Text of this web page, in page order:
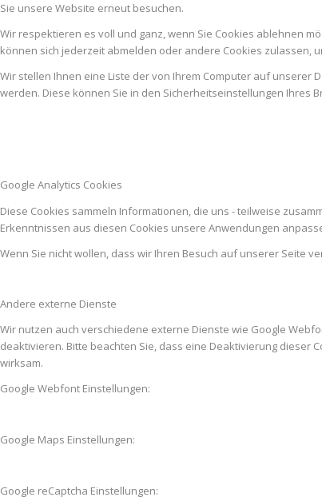
Sie unsere Website erneut besuchen.
Wir respektieren es voll und ganz, wenn Sie Cookies ablehnen
können sich jederzeit abmelden oder andere Cookies zulassen,
Wir stellen Ihnen eine Liste der von Ihrem Computer auf unserer
werden. Diese können Sie in den Sicherheitseinstellungen Ihres
Google Analytics Cookies
Diese Cookies sammeln Informationen, die uns - teilweise
Erkenntnissen aus diesen Cookies unsere Anwendungen
Wenn Sie nicht wollen, dass wir Ihren Besuch auf unserer Seite
Andere externe Dienste
Wir nutzen auch verschiedene externe Dienste wie Google
deaktivieren. Bitte beachten Sie, dass eine Deaktivierung dieser
wirksam.
Google Webfont Einstellungen:
Google Maps Einstellungen:
Google reCaptcha Einstellungen: